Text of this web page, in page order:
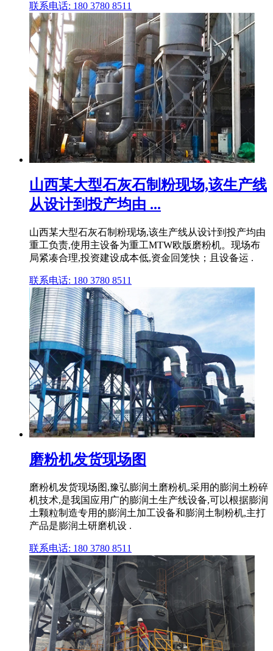
联系电话: 180 3780 8511
山西某大型石灰石制粉现场,该生产线
从设计到投产均由 ...
山西某大型石灰石制粉现场,该生产线从设计到投产均由
重工负责,使用主设备为重工MTW欧版磨粉机。现场布
局紧凑合理,投资建设成本低,资金回笼快；且设备运 .
联系电话: 180 3780 8511
磨粉机发货现场图
磨粉机发货现场图,豫弘膨润土磨粉机,采用的膨润土粉碎
机技术,是我国应用广的膨润土生产线设备,可以根据膨润
土颗粒制造专用的膨润土加工设备和膨润土制粉机,主打
产品是膨润土研磨机设 .
联系电话: 180 3780 8511